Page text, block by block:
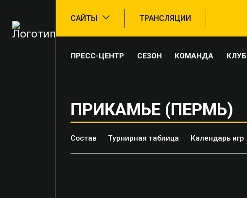
САЙТЫ ТРАНСЛЯЦИИ
ПРЕСС-ЦЕНТР СЕЗОН КОМАНДА КЛУБ
ПРИКАМЬЕ (ПЕРМЬ)
Состав Турнирная таблица Календарь игр